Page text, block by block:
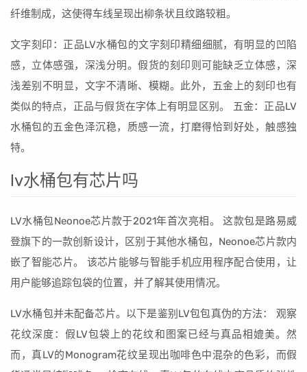
纤维制成，这使得车线呈现出柳条状且纹路较粗。
文字刻印：正品LV水桶包的文字刻印精细细腻，有明显的凹陷
感，立体感强，深浅分明。假货的刻印则可能缺乏立体感，深
浅差别不明显，文字不清晰、模糊。此外，五金上的刻印也有
类似的特点，正品与假货在字体上有明显区别。 五金：正品LV
水桶包的五金色泽沉稳，质感一流，打磨得恰到好处，触感独
特。
lv水桶包有芯片吗
LV水桶包Neonoe芯片款于2021年首次亮相。 这款包是路易威
登旗下的一款创新设计，区别于其他水桶包，Neonoe芯片款内
嵌了智能芯片。 该芯片能够与智能手机应用程序配合使用，让
用户能够追踪包袋的位置，并了解其使用情况。
LV水桶包并未配备芯片。以下是鉴别LV包包真伪的方法： 观察
花纹深度：假LV包袋上的花纹和图案已经与真品相媲美。然
而，真LV的Monogram花纹呈现出咖啡色中混杂的色彩，而假